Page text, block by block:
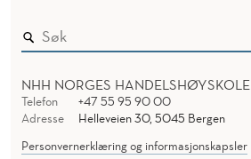
NHH NORGES HANDELSHØYSKOLE
Telefon
+47 55 95 90 00
Adresse
Helleveien 30, 5045 Bergen
Personvernerklæring og informasjonskapsler